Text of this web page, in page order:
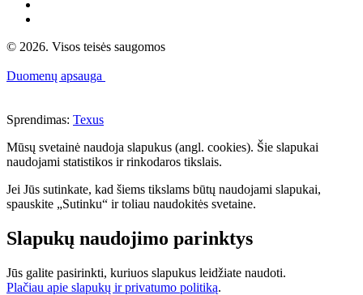
© 2026. Visos teisės saugomos
Duomenų apsauga
Sprendimas: Texus
Mūsų svetainė naudoja slapukus (angl. cookies). Šie slapukai
naudojami statistikos ir rinkodaros tikslais.
Jei Jūs sutinkate, kad šiems tikslams būtų naudojami slapukai,
spauskite „Sutinku“ ir toliau naudokitės svetaine.
Slapukų naudojimo parinktys
Jūs galite pasirinkti, kuriuos slapukus leidžiate naudoti.
Plačiau apie slapukų ir privatumo politiką.